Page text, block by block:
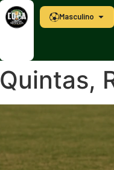
Masculino
Quintas,